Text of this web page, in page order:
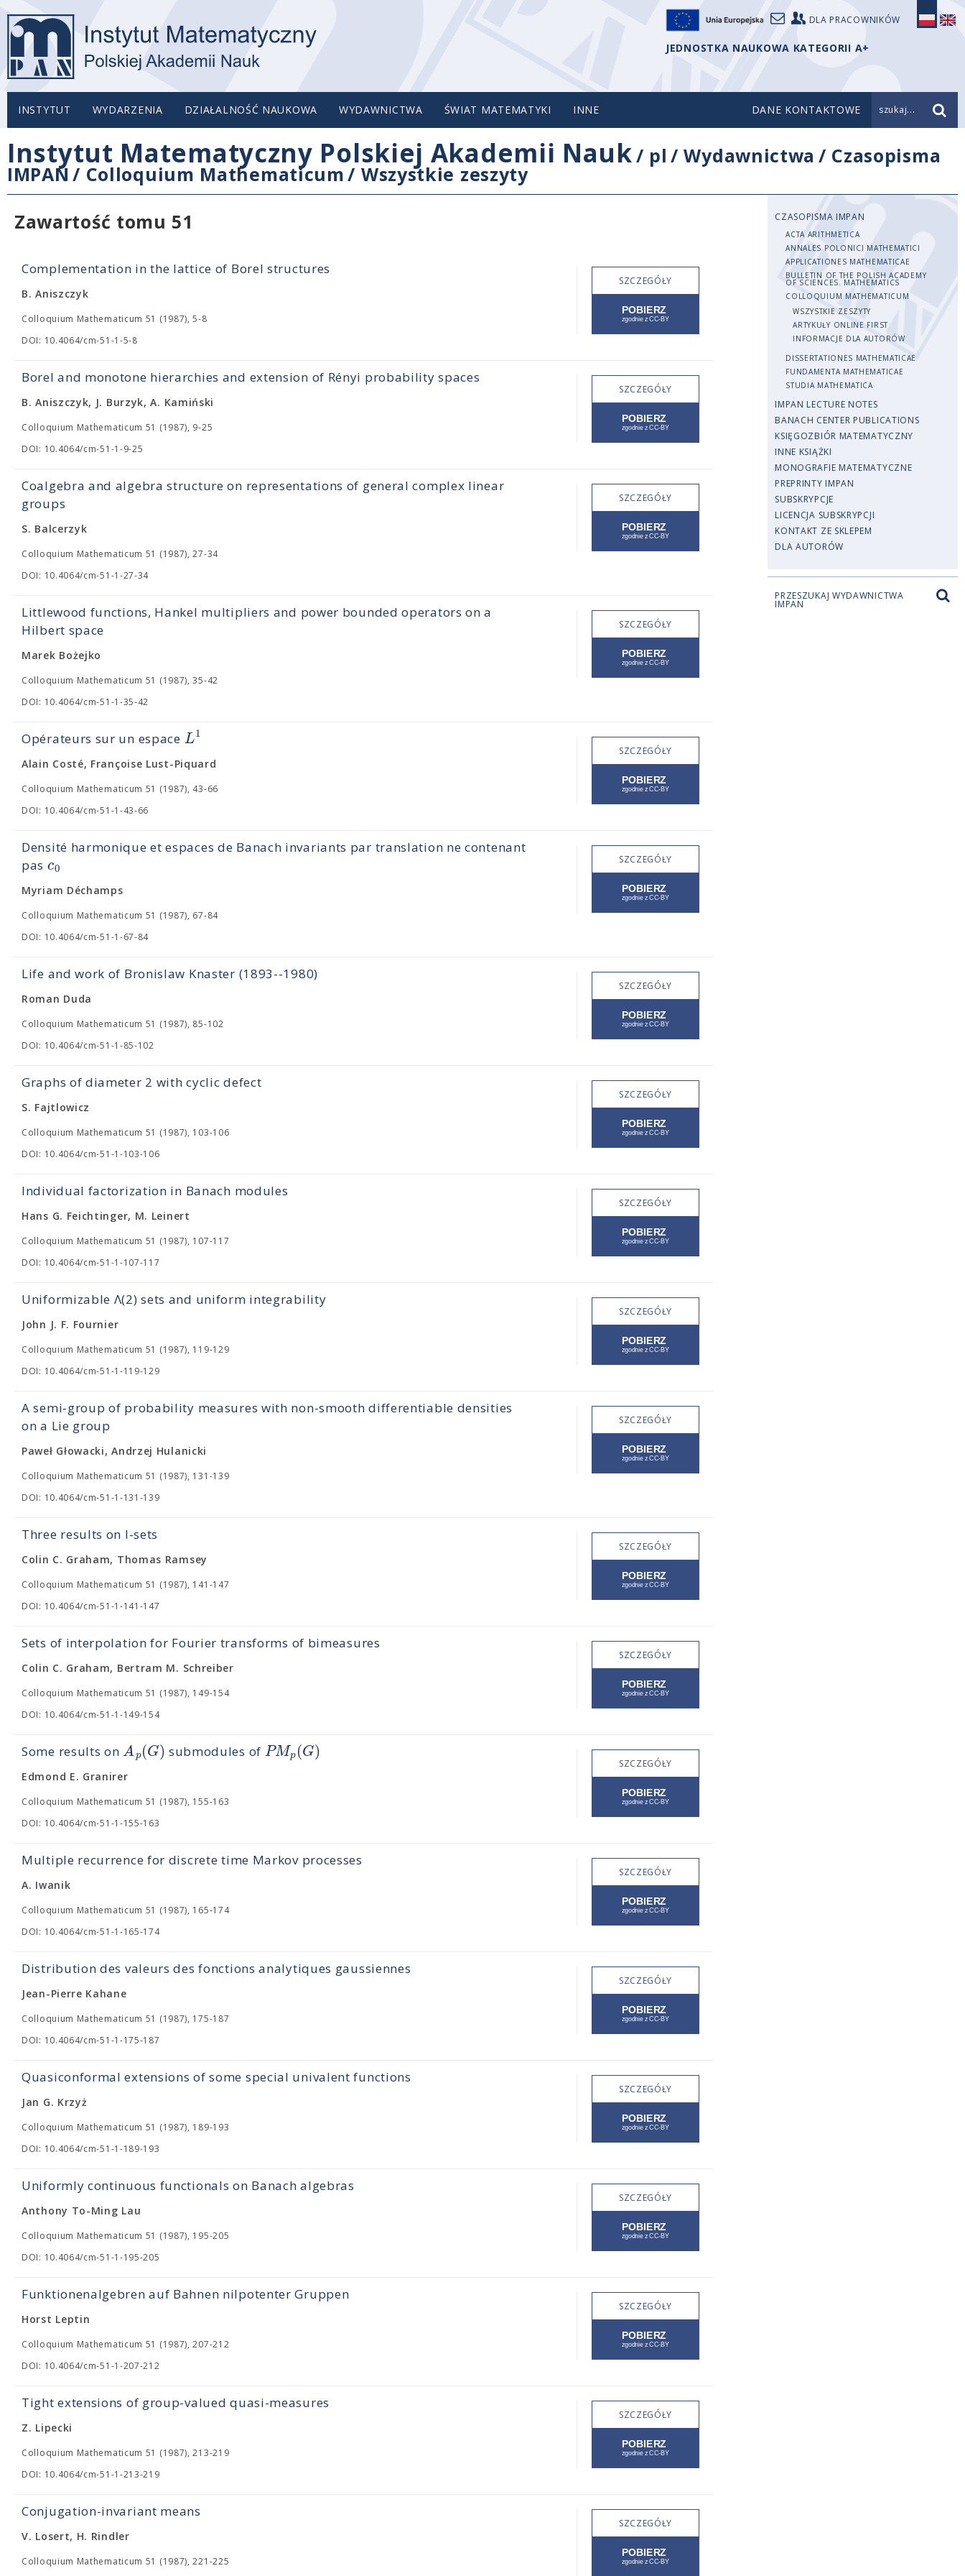
DLA PRACOWNIKÓW
JEDNOSTKA NAUKOWA KATEGORII A+
INSTYTUT WYDARZENIA DZIAŁALNOŚĆ NAUKOWA WYDAWNICTWA ŚWIAT MATEMATYKI INNE DANE KONTAKTOWE szukaj...
Instytut Matematyczny Polskiej Akademii Nauk/ pl /Wydawnictwa / Czasopisma
IMPAN / Colloquium Mathematicum/ Wszystkie zeszyty
Zawartość tomu 51
Complementation in the lattice of Borel structures
B. Aniszczyk
Colloquium Mathematicum 51 (1987), 5-8
DOI: 10.4064/cm-51-1-5-8
SZCZEGÓŁY
Borel and monotone hierarchies and extension of Rényi probability spaces
B. Aniszczyk, J. Burzyk, A. Kamiński
Colloquium Mathematicum 51 (1987), 9-25
DOI: 10.4064/cm-51-1-9-25
SZCZEGÓŁY
Coalgebra and algebra structure on representations of general complex linear
groups
S. Balcerzyk
Colloquium Mathematicum 51 (1987), 27-34
DOI: 10.4064/cm-51-1-27-34
SZCZEGÓŁY
Littlewood functions, Hankel multipliers and power bounded operators on a
Hilbert space
Marek Bożejko
Colloquium Mathematicum 51 (1987), 35-42
DOI: 10.4064/cm-51-1-35-42
SZCZEGÓŁY
Opérateurs sur un espace L1
Alain Costé, Françoise Lust-Piquard
Colloquium Mathematicum 51 (1987), 43-66
DOI: 10.4064/cm-51-1-43-66
SZCZEGÓŁY
Densité harmonique et espaces de Banach invariants par translation ne contenant
pas c0
Myriam Déchamps
Colloquium Mathematicum 51 (1987), 67-84
DOI: 10.4064/cm-51-1-67-84
SZCZEGÓŁY
Life and work of Bronislaw Knaster (1893--1980)
Roman Duda
Colloquium Mathematicum 51 (1987), 85-102
DOI: 10.4064/cm-51-1-85-102
SZCZEGÓŁY
Graphs of diameter 2 with cyclic defect
S. Fajtlowicz
Colloquium Mathematicum 51 (1987), 103-106
DOI: 10.4064/cm-51-1-103-106
SZCZEGÓŁY
Individual factorization in Banach modules
Hans G. Feichtinger, M. Leinert
Colloquium Mathematicum 51 (1987), 107-117
DOI: 10.4064/cm-51-1-107-117
SZCZEGÓŁY
Uniformizable Λ(2) sets and uniform integrability
John J. F. Fournier
Colloquium Mathematicum 51 (1987), 119-129
DOI: 10.4064/cm-51-1-119-129
SZCZEGÓŁY
A semi-group of probability measures with non-smooth differentiable densities
on a Lie group
Paweł Głowacki, Andrzej Hulanicki
Colloquium Mathematicum 51 (1987), 131-139
DOI: 10.4064/cm-51-1-131-139
SZCZEGÓŁY
Three results on I-sets
Colin C. Graham, Thomas Ramsey
Colloquium Mathematicum 51 (1987), 141-147
DOI: 10.4064/cm-51-1-141-147
SZCZEGÓŁY
Sets of interpolation for Fourier transforms of bimeasures
Colin C. Graham, Bertram M. Schreiber
Colloquium Mathematicum 51 (1987), 149-154
DOI: 10.4064/cm-51-1-149-154
SZCZEGÓŁY
Some results onAp(G) submodules of PMp(G)
Edmond E. Granirer
Colloquium Mathematicum 51 (1987), 155-163
DOI: 10.4064/cm-51-1-155-163
SZCZEGÓŁY
Multiple recurrence for discrete time Markov processes
A. Iwanik
Colloquium Mathematicum 51 (1987), 165-174
DOI: 10.4064/cm-51-1-165-174
SZCZEGÓŁY
Distribution des valeurs des fonctions analytiques gaussiennes
Jean-Pierre Kahane
Colloquium Mathematicum 51 (1987), 175-187
DOI: 10.4064/cm-51-1-175-187
SZCZEGÓŁY
Quasiconformal extensions of some special univalent functions
Jan G. Krzyż
Colloquium Mathematicum 51 (1987), 189-193
DOI: 10.4064/cm-51-1-189-193
SZCZEGÓŁY
Uniformly continuous functionals on Banach algebras
Anthony To-Ming Lau
Colloquium Mathematicum 51 (1987), 195-205
DOI: 10.4064/cm-51-1-195-205
SZCZEGÓŁY
Funktionenalgebren auf Bahnen nilpotenter Gruppen
Horst Leptin
Colloquium Mathematicum 51 (1987), 207-212
DOI: 10.4064/cm-51-1-207-212
SZCZEGÓŁY
Tight extensions of group-valued quasi-measures
Z. Lipecki
Colloquium Mathematicum 51 (1987), 213-219
DOI: 10.4064/cm-51-1-213-219
SZCZEGÓŁY
Conjugation-invariant means
V. Losert, H. Rindler
Colloquium Mathematicum 51 (1987), 221-225
SZCZEGÓŁY
CZASOPISMA IMPAN
ACTA ARITHMETICA
ANNALES POLONICI MATHEMATICI
APPLICATIONES MATHEMATICAE
BULLETIN OF THE POLISH ACADEMY
OF SCIENCES. MATHEMATICS
COLLOQUIUM MATHEMATICUM
WSZYSTKIE ZESZYTY
ARTYKUŁY ONLINE FIRST
INFORMACJE DLA AUTORÓW
DISSERTATIONES MATHEMATICAE
FUNDAMENTA MATHEMATICAE
STUDIA MATHEMATICA
IMPAN LECTURE NOTES
BANACH CENTER PUBLICATIONS
KSIĘGOZBIÓR MATEMATYCZNY
INNE KSIĄŻKI
MONOGRAFIE MATEMATYCZNE
PREPRINTY IMPAN
SUBSKRYPCJE
LICENCJA SUBSKRYPCJI
KONTAKT ZE SKLEPEM
DLA AUTORÓW
PRZESZUKAJ WYDAWNICTWA
IMPAN